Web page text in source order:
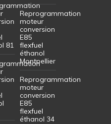
81
Reprogrammation
moteur
conversion
E85
flexfuel
éthanol
Montpellier
Reprogrammation
moteur
conversion
E85
flexfuel
éthanol 34